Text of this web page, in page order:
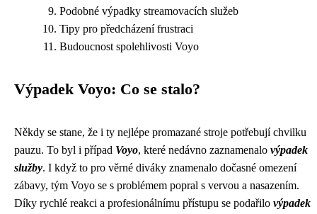
Podobné výpadky streamovacích služeb
Tipy pro předcházení frustraci
Budoucnost spolehlivosti Voyo
Výpadek Voyo: Co se stalo?
Někdy se stane, že i ty nejlépe promazané stroje potřebují chvilku
pauzu. To byl i případ Voyo, které nedávno zaznamenalo výpadek
služby. I když to pro věrné diváky znamenalo dočasné omezení
zábavy, tým Voyo se s problémem popral s vervou a nasazením.
Díky rychlé reakci a profesionálnímu přístupu se podařilo výpadek